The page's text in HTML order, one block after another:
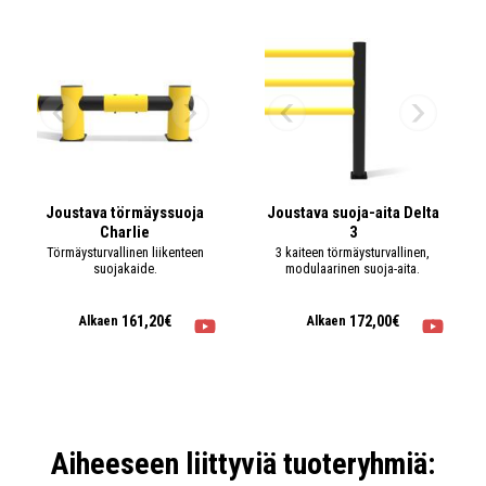
433,90€/ kpl
Joustava törmäyssuoja Mike, määrämittaan 400-
Saatavuus: 2-3 viikkoa
336,60€/ kpl kpl + LISÄÄ
Joustava törmäyssuoja
Charlie
Törmäysturvallinen liikenteen
suojakaide.
Alkaen 161,20€
Joustava suoja-aita Delta
3
3 kaiteen törmäysturvallinen,
modulaarinen suoja-aita.
Alkaen 172,00€
Aiheeseen liittyviä tuoteryhmiä: